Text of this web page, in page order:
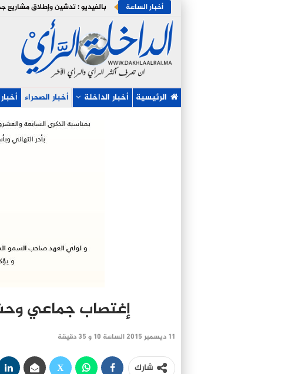
أخبار الساعة
الرئيسية أخبار الداخلة أخبار الصحراء
إغتصاب جماعي
11 ديسمبر 2015 الساعة 10 و 35 دقيقة
شارك